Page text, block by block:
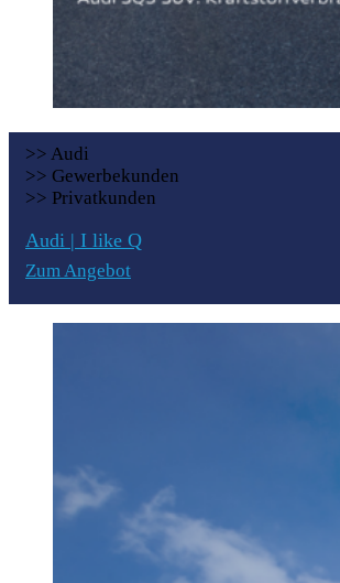
>> Audi
>> Gewerbekunden
>> Privatkunden
Audi | I like Q
Zum Angebot